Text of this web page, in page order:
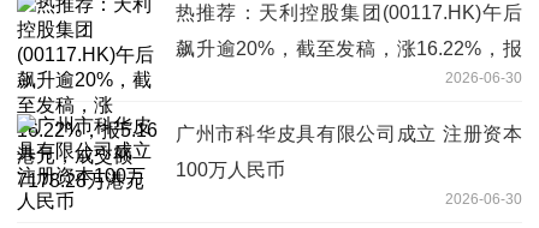
热推荐：天利控股集团(00117.HK)午后
飙升逾20%，截至发稿，涨16.22%，报
5.16港元，成交额7178.28万港元2026-06-30
广州市科华皮具有限公司成立 注册资本
100万人民币
2026-06-30